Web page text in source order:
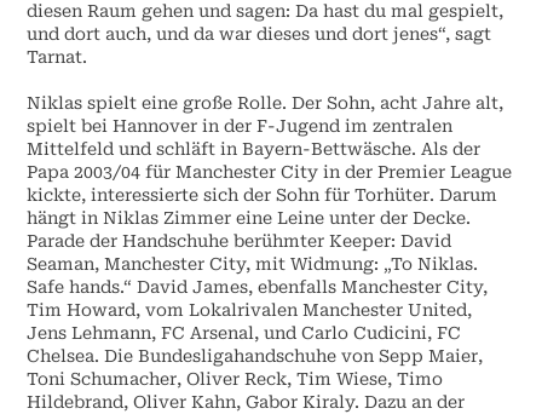
diesen Raum gehen und sagen: Da hast du mal gespielt,
und dort auch, und da war dieses und dort jenes“, sagt
Tarnat.
Niklas spielt eine große Rolle. Der Sohn, acht Jahre alt,
spielt bei Hannover in der F-Jugend im zentralen
Mittelfeld und schläft in Bayern-Bettwäsche. Als der
Papa 2003/04 für Manchester City in der Premier League
kickte, interessierte sich der Sohn für Torhüter. Darum
hängt in Niklas Zimmer eine Leine unter der Decke.
Parade der Handschuhe berühmter Keeper: David
Seaman, Manchester City, mit Widmung: „To Niklas.
Safe hands.“ David James, ebenfalls Manchester City,
Tim Howard, vom Lokalrivalen Manchester United,
Jens Lehmann, FC Arsenal, und Carlo Cudicini, FC
Chelsea. Die Bundesligahandschuhe von Sepp Maier,
Toni Schumacher, Oliver Reck, Tim Wiese, Timo
Hildebrand, Oliver Kahn, Gabor Kiraly. Dazu an der